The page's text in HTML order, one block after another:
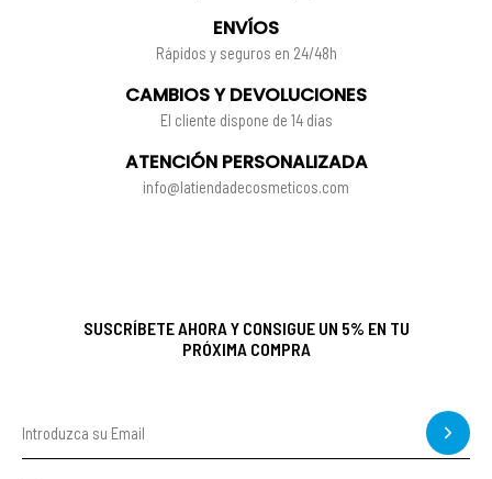
ENVÍOS
Rápidos y seguros en 24/48h
CAMBIOS Y DEVOLUCIONES
El cliente dispone de 14 días
ATENCIÓN PERSONALIZADA
info@latiendadecosmeticos.com
SUSCRÍBETE AHORA Y CONSIGUE UN 5% EN TU
PRÓXIMA COMPRA